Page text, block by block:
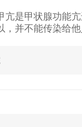
是甲状腺功能
并不能传染给他